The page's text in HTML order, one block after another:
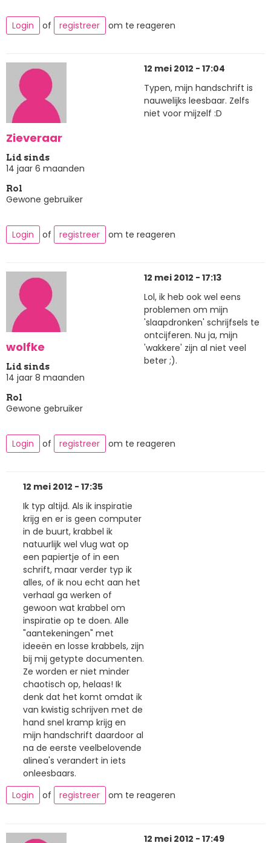
Login of registreer om te reageren
Zieveraar
Lid sinds
14 jaar 6 maanden
Rol
Gewone gebruiker
12 mei 2012 - 17:04
Typen, mijn handschrift is
nauwelijks leesbaar. Zelfs
niet voor mijzelf :D
Login of registreer om te reageren
wolfke
Lid sinds
14 jaar 8 maanden
Rol
Gewone gebruiker
12 mei 2012 - 17:13
Lol, ik heb ook wel eens
problemen om mijn
'slaapdronken' schrijfsels te
ontcijferen. Nu ja, mijn
'wakkere' zijn al niet veel
beter ;).
Login of registreer om te reageren
12 mei 2012 - 17:35
Ik typ altijd. Als ik inspiratie
krijg en er is geen computer
in de buurt, krabbel ik
natuurlijk wel vlug wat op
een papiertje of in een
schrift, maar verder typ ik
alles, of ik nou echt aan het
verhaal ga werken of
gewoon wat krabbel om
inspiratie op te doen. Alle
"aantekeningen" met
ideeën en losse krabbels, zijn
bij mij getypte documenten.
Ze worden er niet minder
chaotisch op, helaas! Ik
denk dat het komt omdat ik
van kwistig schrijven met de
hand snel kramp krijg en
mijn handschrift daardoor al
na de eerste veelbelovende
alinea's verandert in iets
onleesbaars.
Login
of registreer om te reageren
12 mei 2012 - 17:49